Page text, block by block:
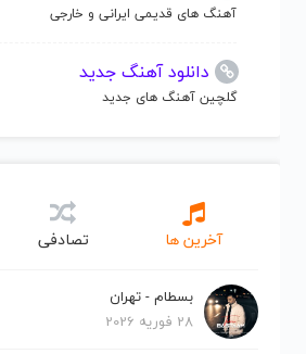
آهنگ های قدیمی ایرانی و خارجی
دانلود آهنگ جدید
گلچین آهنگ های جدید
آخرین ها تصادفی
بسطام - تهران
28 فوریه 2026